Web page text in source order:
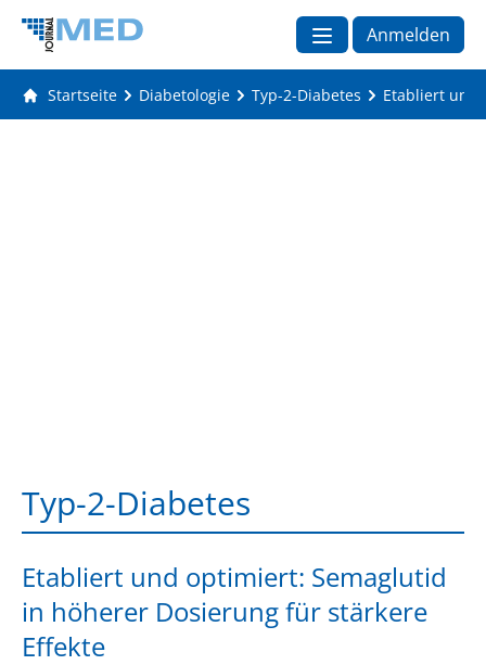
Anmelden
Startseite Diabetologie Typ-2-Diabetes Etabliert und
Typ-2-Diabetes
Etabliert und optimiert: Semaglutid
in höherer Dosierung für stärkere
Effekte